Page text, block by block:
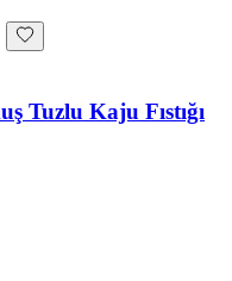
Tuzlu Kaju Fıstığı